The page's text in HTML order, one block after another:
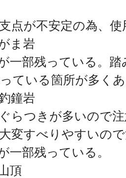
点が不安定の為、
ま岩
一部残っている。
ている箇所が多く
鐘岩
らつきが多いので
変すべりやすいの
一部残っている。
頂